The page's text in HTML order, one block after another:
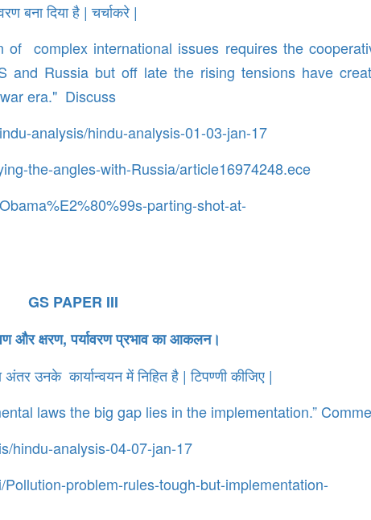
बना दिया है | चर्चाकरे |
of complex international issues requires the
and Russia but off late the rising tensions have
era." Discuss
analysis/hindu-analysis-01-03-jan-17
the-angles-with-Russia/article16974248.ece
parting-shot-at-
GS PAPER III
और क्षरण, पर्यावरण प्रभाव का आकलन।
उनके कार्यान्वयन में निहित है | टिपण्णी कीजिए |
laws the big gap lies in the implementation.”
hindu-analysis-04-07-jan-17
problem-rules-tough-but-implementation-